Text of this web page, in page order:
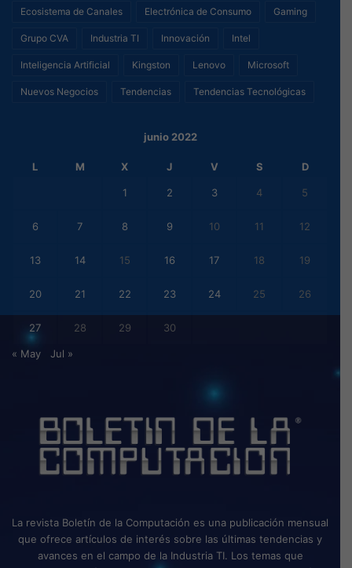
Ecosistema de Canales Electrónica de Consumo Gaming
Grupo CVA Industria TI Innovación Intel
Inteligencia Artificial Kingston Lenovo Microsoft
Nuevos Negocios Tendencias Tendencias Tecnológicas
junio 2022
L M X J V S D
1 2 3 4 5
6 7 8 9 10 11 12
13 14 15 16 17 18 19
20 21 22 23 24 25 26
27 28 29 30
« May Jul »
La revista Boletín de la Computación es una publicación mensual
que ofrece artículos de interés sobre las últimas tendencias y
avances en el campo de la Industria TI. Los temas que